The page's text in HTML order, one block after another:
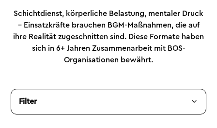
Schichtdienst, körperliche Belastung, mentaler Druck
– Einsatzkräfte brauchen BGM-Maßnahmen, die auf
ihre Realität zugeschnitten sind. Diese Formate haben
sich in 6+ Jahren Zusammenarbeit mit BOS-
Organisationen bewährt.
Filter